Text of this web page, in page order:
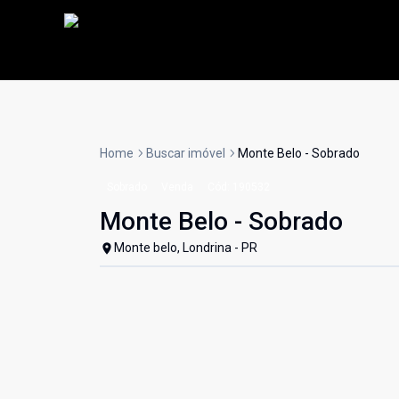
Home Buscar imóvel Monte Belo - Sobrado
Monte Belo - Sobrado
Monte belo, Londrina - PR